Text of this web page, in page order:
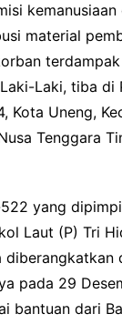
L
i
n
k
kemanusiaan
material
Laki, tiba di
Kota Uneng,
Tenggara
yang
Laut (P) Tri
diberangkatkan
pada 29
bantuan dari